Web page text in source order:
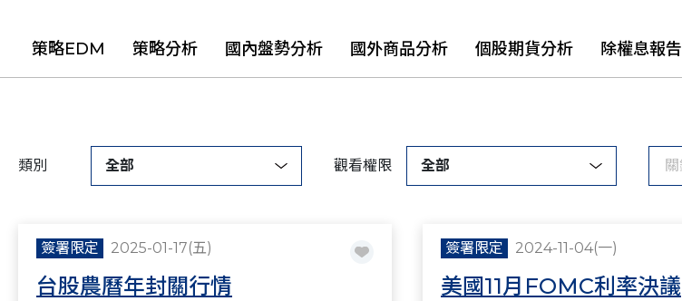
策略EDM 策略分析 國內盤勢分析 國外商品分析 個股期貨分析 除權息報告
類別 全部 觀看權限 全部
簽署限定 2025-01-17(五)
台股農曆年封關行情
簽署限定 2024-11-04(一)
美國11月FOMC利率決議